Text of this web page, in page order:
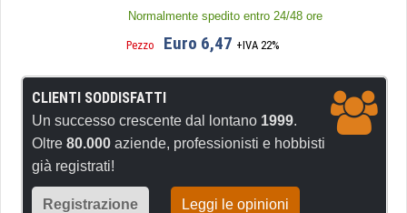
Normalmente spedito entro 24/48 ore
Pezzo Euro 6,47 +IVA 22%
CLIENTI SODDISFATTI
Un successo crescente dal lontano 1999.
Oltre 80.000 aziende, professionisti e hobbisti
già registrati!
Registrazione Leggi le opinioni